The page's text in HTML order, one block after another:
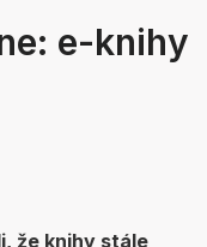
e-knihy
že knihy stále